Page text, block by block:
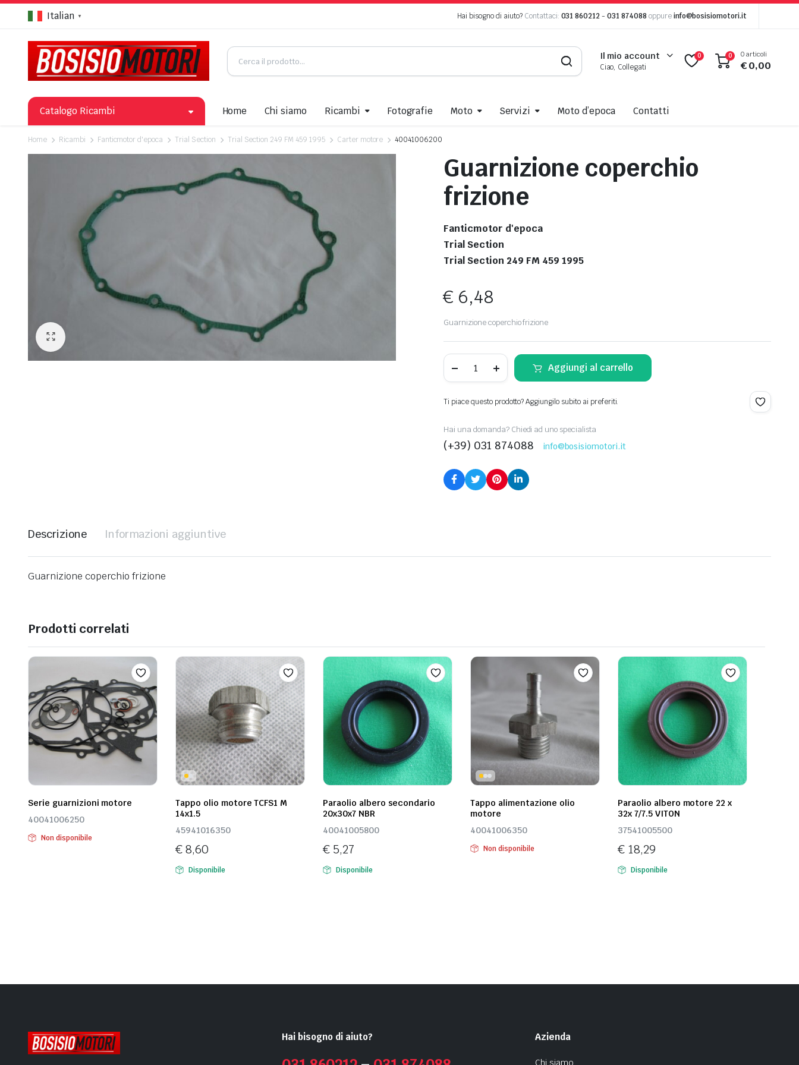
Italian ▼ Hai bisogno di aiuto? Contattaci: 031 860212-031 874088oppure info@bosisiomotori.it
Il mio account
Ciao, Collegati
0 0 0 articoli
€0,00
Catalogo Ricambi Home Chi siamo Ricambi Fotografie Moto Servizi Moto d’epoca Contatti
Home Ricambi Fanticmotor d'epoca Trial Section Trial Section 249 FM 459 1995 Carter motore 40041006200
Guarnizione coperchio
frizione
Fanticmotor d'epoca
Trial Section
Trial Section 249 FM 459 1995
€ 6,48
Guarnizione coperchio frizione
40041006200
quantity
Aggiungi al carrello
Ti piace questo prodotto? Aggiungilo subito ai preferiti.
Hai una domanda? Chiedi ad uno specialista
(+39) 031 874088 info@bosisiomotori.it
Descrizione Informazioni aggiuntive
Guarnizione coperchio frizione
Prodotti correlati
Serie guarnizioni motore
40041006250
Non disponibile
Tappo olio motore TCFS1 M
14x1.5
45941016350
€8,60
Disponibile
Paraolio albero secondario
20x30x7 NBR
40041005800
€5,27
Disponibile
Tappo alimentazione olio
motore
40041006350
Non disponibile
Paraolio albero motore 22 x
32x 7/7.5 VITON
37541005500
€18,29
Disponibile
Hai bisogno di aiuto? Azienda